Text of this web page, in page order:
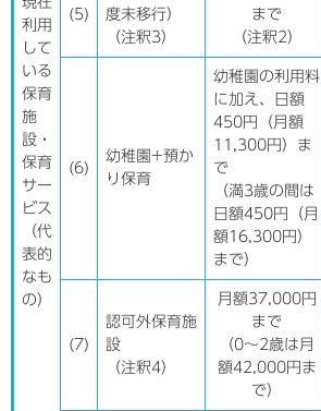
利用
して
いる
保育
施
設・
保育
サー
ビス
（代
表的
なも
の）
(5)
度未移行）
（注釈3）
まで
（注釈2）
(6)
幼稚園+預か
り保育
幼稚園の利用料
に加え、日額
450円（月額
11,300円）ま
で
（満3歳の間は
日額450円（月
額16,300円）
まで）
(7)
認可外保育施
設
（注釈4）
月額37,000円
まで
（0～2歳は月
額42,000円ま
で）